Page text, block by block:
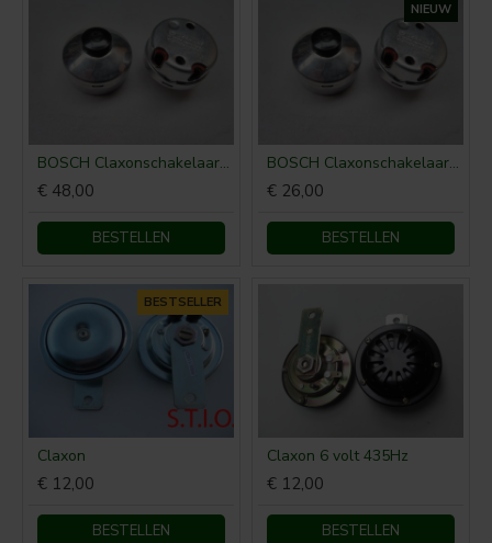
BOSCH Claxonschakelaar opbouw ⌀ 35 mm 0343013001
€ 48,00
BESTELLEN
NIEUW
BOSCH Claxonschakelaar opbouw ⌀26 mm 0343007001
€ 26,00
BESTELLEN
BESTSELLER
Claxon
€ 12,00
BESTELLEN
Claxon 6 volt 435Hz
€ 12,00
BESTELLEN